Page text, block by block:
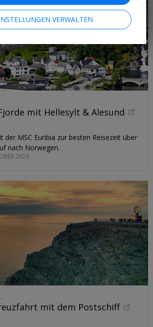
mit Hellesylt & Alesund
der MSC Euribia zur besten Reisezeit über
nach Norwegen.
2026
mit dem Postschiff
VERWALTEN